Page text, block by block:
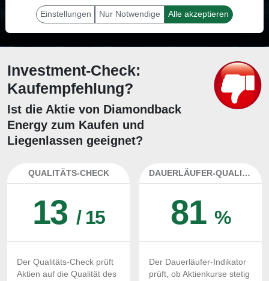
mit dieser Aktie erfolgreich sein.
Investment-Check:
Kaufempfehlung?
Ist die Aktie von Diamondback
Energy zum Kaufen und
Liegenlassen geeignet?
QUALITÄTS-CHECK
13 / 15
Der Qualitäts-Check prüft
Aktien auf die Qualität des
DAUERLÄUFER-QUALITÄTEN
81%
Der Dauerläufer-Indikator
prüft, ob Aktienkurse stetig
Einstellungen Nur Notwendige Alle akzeptieren